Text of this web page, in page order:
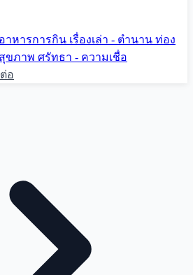
อาหารการกิน เรื่องเล่า - ตำนาน ท่อง
สุขภาพ ศรัทธา - ความเชื่อ
อ